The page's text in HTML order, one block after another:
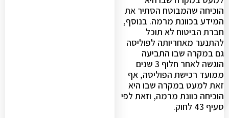
הוכיחה שהמבוטח הסתיר את
המידע בכוונת מרמה. בנוסף,
חברת הביטוח לא תוכל
להתנער מאחריותה לפוליסה
גם במקרה שבו התביעה
הוגשה לאחר חלוף 3 שנים
ממועד רכישת הפוליסה, אף
זאת למעט במקרה שבו היא
הוכיחה כוונת מרמה, וזאת לפי
סעיף 43 לחוק.